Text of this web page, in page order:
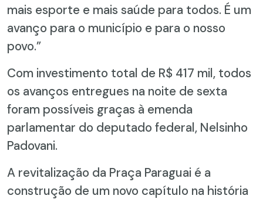
mais esporte e mais saúde para todos. É um
avanço para o município e para o nosso
povo.”
Com investimento total de R$ 417 mil, todos
os avanços entregues na noite de sexta
foram possíveis graças à emenda
parlamentar do deputado federal, Nelsinho
Padovani.
A revitalização da Praça Paraguai é a
construção de um novo capítulo na história